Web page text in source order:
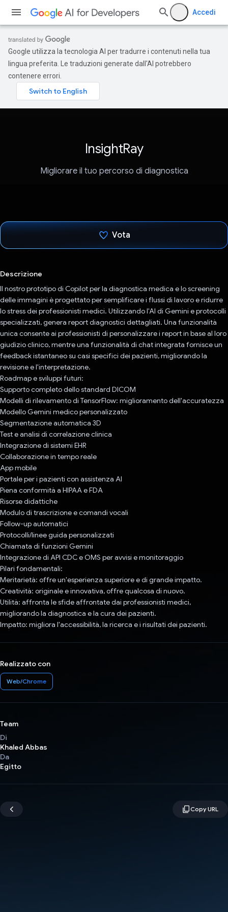
Accedi
Google utilizza la tecnologia AI per tradurre i contenuti nella tua
lingua preferita. Le traduzioni generate dall'AI potrebbero
contenere errori.
InsightRay
Migliorare il tuo percorso di diagnostica
Vota
Descrizione
Il nostro prototipo di Copilot per la diagnostica medica e lo screening
delle immagini è progettato per semplificare i flussi di lavoro e ridurre
lo stress dei professionisti medici. Utilizzando l'AI di Gemini e protocolli
specializzati, genera report diagnostici dettagliati. Una funzionalità
unica consente ai professionisti di personalizzare i report in base al loro
giudizio clinico, mentre una funzionalità di chat integrata fornisce un
feedback istantaneo su casi specifici dei pazienti, migliorando la
revisione e l'interpretazione.
Roadmap e sviluppi futuri:
Supporto completo dello standard DICOM
Modelli di rilevamento di TensorFlow: miglioramento dell'accuratezza
Modello Gemini medico personalizzato
Segmentazione automatica 3D
Test e analisi di correlazione clinica
Integrazione di sistemi EHR
Collaborazione in tempo reale
App mobile
Portale per i pazienti con assistenza AI
Piena conformità a HIPAA e FDA
Risorse didattiche
Modulo di trascrizione e comandi vocali
Follow-up automatici
Protocolli/linee guida personalizzati
Chiamata di funzioni Gemini
Integrazione di API CDC e OMS per avvisi e monitoraggio
Pilari fondamentali:
Meritarietà: offre un'esperienza superiore e di grande impatto.
Creatività: originale e innovativa, offre qualcosa di nuovo.
Utilità: affronta le sfide affrontate dai professionisti medici,
migliorando la diagnostica e la cura dei pazienti.
Impatto: migliora l'accessibilità, la ricerca e i risultati dei pazienti.
Realizzato con
Web/Chrome
Team
Di
Khaled Abbas
Da
Egitto